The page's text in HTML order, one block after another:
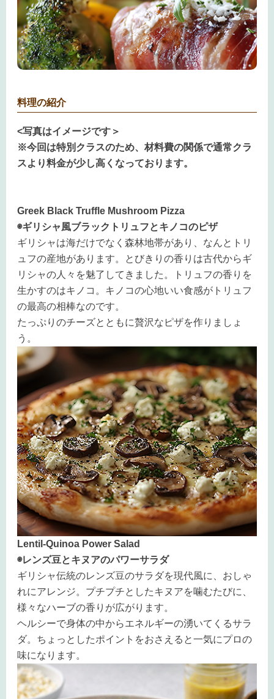
料理の紹介
<写真はイメージです＞
※今回は特別クラスのため、材料費の関係で通常クラ
スより料金が少し高くなっております。
Greek Black Truffle Mushroom Pizza
◉ギリシャ風ブラックトリュフとキノコのピザ
ギリシャは海だけでなく森林地帯があり、なんとトリ
ュフの産地があります。とびきりの香りは古代からギ
リシャの人々を魅了してきました。トリュフの香りを
生かすのはキノコ。キノコの心地いい食感がトリュフ
の最高の相棒なのです。
たっぷりのチーズとともに贅沢なピザを作りましょ
う。
Lentil-Quinoa Power Salad
◉レンズ豆とキヌアのパワーサラダ
ギリシャ伝統のレンズ豆のサラダを現代風に、おしゃ
れにアレンジ。プチプチとしたキヌアを噛むたびに、
様々なハーブの香りが広がります。
ヘルシーで身体の中からエネルギーの湧いてくるサラ
ダ。ちょっとしたポイントをおさえると一気にプロの
味になります。